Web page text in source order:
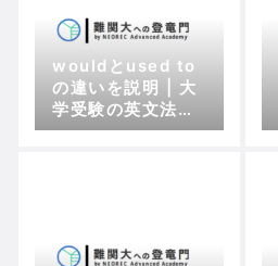
wouldとused to
の違いを説明 | 大
学受験の英文法対
策という観点から